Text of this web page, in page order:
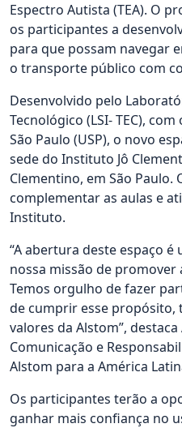
Espectro Autista (TEA). O
os participantes a
para que possam navegar
o transporte público com
Desenvolvido pelo
Tecnológico (LSI- TEC),
São Paulo (USP), o novo
sede do Instituto Jô
Clementino, em São Paulo.
complementar as aulas e
Instituto.
“A abertura deste espaço
nossa missão de promover
Temos orgulho de fazer
de cumprir esse propósito,
valores da Alstom”,
Comunicação e
Alstom para a América
Os participantes terão a
ganhar mais confiança no